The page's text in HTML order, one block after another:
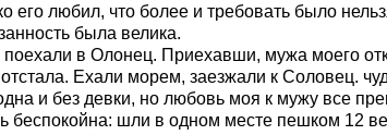
его любил, что более и требовать было
была велика.
в Олонец. Приехавши, мужа моего
отстала. Ехали морем, заезжали к Соловец.
и без девки, но любовь моя к мужу все
беспокойна: шли в одном месте пешком 12